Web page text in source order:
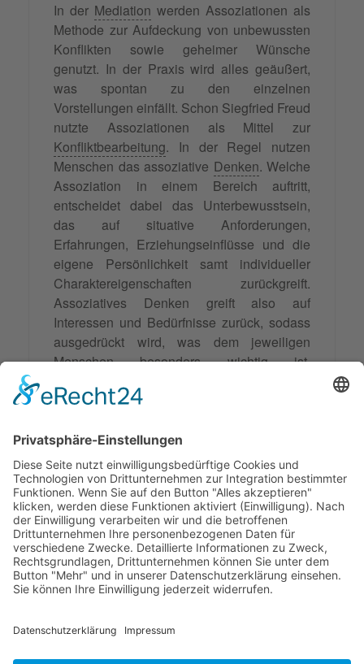
In der Mediation werden Assoziationen als
Methode zur Aufdeckung von unbewussten
Konflikten sowie geheimer Wünsche
genutzt. In der Praxis wird alles geäußert,
was spontan zu den einzelnen
Vorstellungen einfällt. Schon Siegfried Freud
nutzte Assoziationen als Mittel zur
Konfliktbearbeitung. In der Regel nutzen
Menschen das assoziative Denken. Welche
Assoziation in einem Bereich auftritt,
entscheidet dabei das Unterbewusstsein,
das auf situative Anforderungen,
Erfahrungen, Erziehungseinflüsse und die
eigene Persönlichkeit samt individueller
Charaktereigenschaften zurückgreift.
Assoziatives Denken greift also auf
Interessen und Bedürfnisse zurück, sodass
ausgedrückt wird, was dem jeweiligen
Menschen besonders wichtig ist.
drittenPhase der Mediation
Hintergründe zu durchleuchten und zu
erhellen.
Synonyme: Zusammenschluss,
Vereinigung,Verknüpfung
© 2026 Frank Hartung Ihr Mediator bei Konflikten in Familie,